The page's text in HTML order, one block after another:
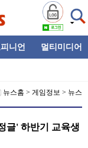
니언 멀티미디어
뉴스홈 > 게임정보 > 뉴스
글' 하반기 교육생